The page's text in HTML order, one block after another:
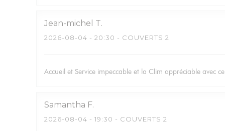
Jean-michel T
2026-08-04 - 20:30 - COUVERTS 2
Accueil et Service impeccable et la Clim appréciable avec
Samantha F
2026-08-04 - 19:30 - COUVERTS 2